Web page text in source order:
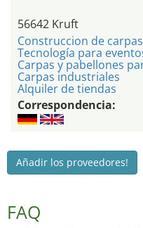
56642 Kruft
Construccion de carpas
Tecnología para
Carpas y pabellones
Carpas industriales
Alquiler de tiendas
Correspondencia:
Añadir los proveedores!
FAQ